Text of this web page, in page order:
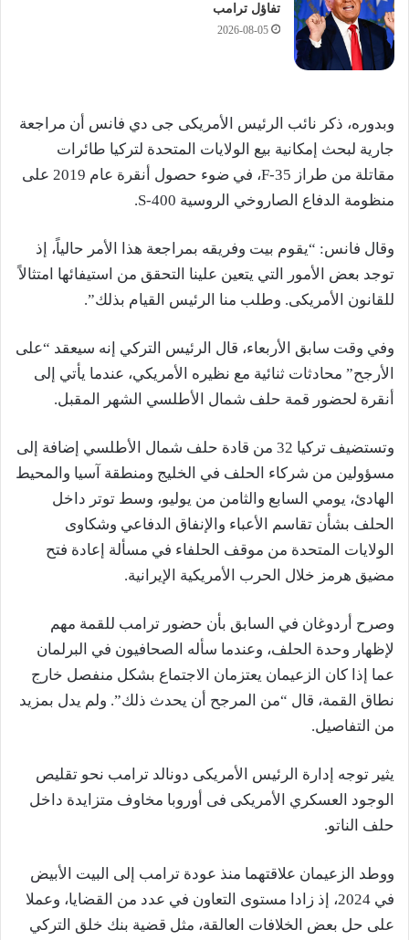
تفاؤل ترامب
2026-08-05
وبدوره، ذكر نائب الرئيس الأمريكى جى دي فانس ​أن مراجعة
⁠جارية لبحث إمكانية بيع الولايات ⁠المتحدة لتركيا طائرات
مقاتلة من ​طراز F-35، في ضوء حصول أنقرة عام 2019 ⁠على
منظومة ​الدفاع ​الصاروخي الروسية S-400.
وقال فانس: “يقوم بيت وفريقه ​بمراجعة هذا ⁠الأمر حالياً، إذ ​
توجد ⁠بعض ‌الأمور التي يتعين علينا التحقق من ‌استيفائها امتثالاً
للقانون الأمريكى. وطلب منا الرئيس القيام ​بذلك”.
وفي وقت سابق الأربعاء، قال الرئيس التركي إنه سيعقد “على
الأرجح” محادثات ثنائية مع نظيره الأمريكي، عندما يأتي إلى
أنقرة لحضور قمة حلف شمال ‌الأطلسي الشهر المقبل.
وتستضيف تركيا 32 من قادة حلف شمال الأطلسي إضافة إلى
مسؤولين من شركاء الحلف في الخليج ومنطقة آسيا والمحيط
الهادئ، يومي السابع والثامن من يوليو، وسط توتر داخل
الحلف بشأن تقاسم الأعباء والإنفاق الدفاعي وشكاوى
الولايات المتحدة من موقف الحلفاء في مسألة إعادة فتح
مضيق هرمز خلال الحرب الأمريكية الإيرانية.
وصرح أردوغان في السابق بأن حضور ترامب للقمة مهم
لإظهار وحدة الحلف، وعندما سأله الصحافيون في البرلمان
عما إذا كان الزعيمان يعتزمان الاجتماع بشكل منفصل خارج
نطاق القمة، قال “من المرجح أن يحدث ذلك”. ولم يدل بمزيد
من التفاصيل.
يثير توجه إدارة الرئيس الأمريكى دونالد ترامب نحو تقليص
الوجود العسكري الأمريكى فى أوروبا مخاوف متزايدة داخل
حلف الناتو.
ووطد الزعيمان علاقتهما منذ عودة ترامب إلى البيت الأبيض
في 2024، إذ زادا مستوى التعاون في عدد من ‌القضايا، وعملا
على حل بعض الخلافات العالقة، مثل قضية بنك خلق التركي